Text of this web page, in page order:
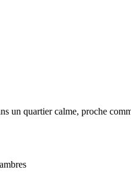
un quartier calme, proche